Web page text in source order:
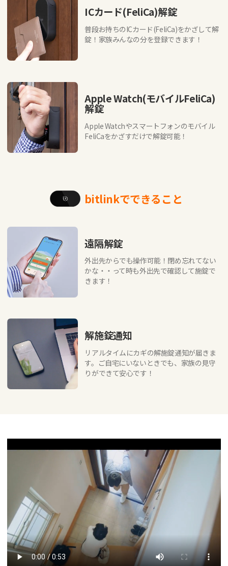
ICカード(FeliCa)解錠
普段お持ちのICカード(FeliCa)をかざして解
錠！家族みんなの分を登録できます！
Apple Watch(モバイルFeliCa)
解錠
Apple Watchやスマートフォンのモバイル
FeliCaをかざすだけで解錠可能！
bitlinkでできること
遠隔解錠
外出先からでも操作可能！閉め忘れてない
かな・・って時も外出先で確認して施錠で
きます！
解施錠通知
リアルタイムにカギの解施錠通知が届きま
す。ご自宅にいないときでも、家族の見守
りができて安心です！